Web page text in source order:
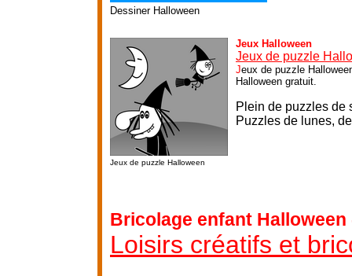
Dessiner Halloween
Jeux de puzzle Halloween
Jeux Halloween
Jeux de puzzle
Jeux de puzzle
Halloween gratuit.
Plein de puzzles de
Puzzles de lunes,
Bricolage enfant
Loisirs créatifs et